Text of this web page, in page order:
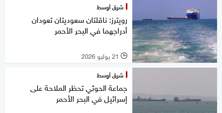
شرق أوسط
رويترز: ناقلتان سعوديتان تعودان
أدراجهما في البحر الأحمر
l 21 يوليو 2026
شرق أوسط
جماعة الحوثي تحظر الملاحة على
إسرائيل في البحر الأحمر